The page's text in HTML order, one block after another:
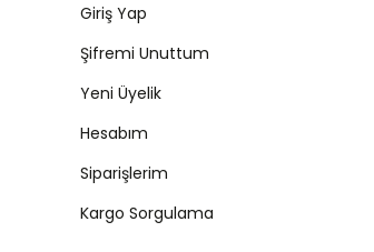
Giriş Yap
Şifremi Unuttum
Yeni Üyelik
Hesabım
Siparişlerim
Kargo Sorgulama